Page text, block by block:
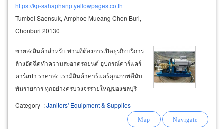
https://kp-sahaphanp.yellowpages.co.th
Tumbol Saensuk, Amphoe Mueang Chon Buri,
Chonburi 20130
ขายส่งสินค้าสำหรับ ท่านที่ต้องการเปิดธุรกิจบริการ
ล้างอัดฉีดทำความสะอาดรถยนต์ อุปกรณ์คาร์แคร์-
คาร์สปา ราคาส่ง เรามีสินค้าคาร์แคร์คุณภาพดีนับ
พันรายการ ทุกอย่างครบวงจรรายใหญ่ของชลบุรี
พร้อมจัดส่งทั่วเมืองชลและทั่วประเทศ ให้คำแนะนำ
สอนวิธีการใช้งานอย่างถูกต้อง เพื่อความประหยัด
Category :Janitors' Equipment & Supplies